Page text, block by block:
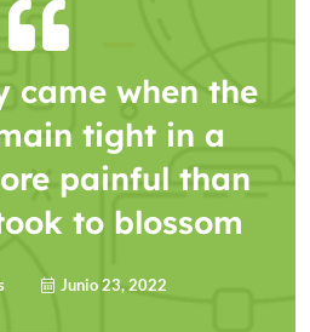
came when the
tight in a
painful than
to blossom
Junio 23, 2022